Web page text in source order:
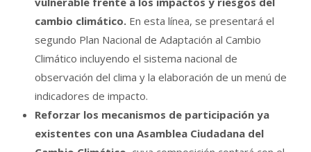
cambio climático. En esta línea, se presentará el
segundo Plan Nacional de Adaptación al Cambio
Climático incluyendo el sistema nacional de
observación del clima y la elaboración de un menú de
indicadores de impacto.
Reforzar los mecanismos de participación ya
existentes con una Asamblea Ciudadana del